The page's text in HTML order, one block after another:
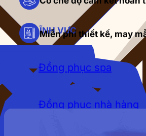
LĨNH VỰC
Đồng phục spa
Đồng phục nhà hàng
Miễn phí thiết kế, may